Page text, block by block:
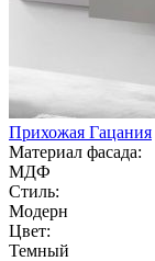
Прихожая Гацания
Материал фасада:
МДФ
Стиль:
Модерн
Цвет:
Темный